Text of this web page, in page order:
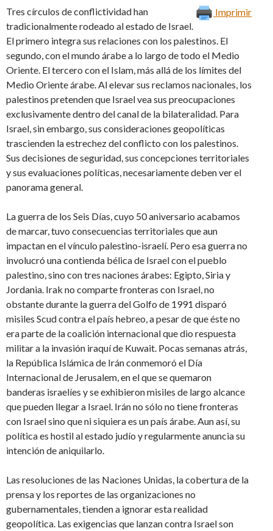
Imprimir
Tres círculos de conflictividad han
tradicionalmente rodeado al estado de Israel.
El primero integra sus relaciones con los palestinos. El
segundo, con el mundo árabe a lo largo de todo el Medio
Oriente. El tercero con el Islam, más allá de los límites del
Medio Oriente árabe. Al elevar sus reclamos nacionales, los
palestinos pretenden que Israel vea sus preocupaciones
exclusivamente dentro del canal de la bilateralidad. Para
Israel, sin embargo, sus consideraciones geopolíticas
trascienden la estrechez del conflicto con los palestinos.
Sus decisiones de seguridad, sus concepciones territoriales
y sus evaluaciones políticas, necesariamente deben ver el
panorama general.
La guerra de los Seis Días, cuyo 50 aniversario acabamos
de marcar, tuvo consecuencias territoriales que aun
impactan en el vínculo palestino-israelí. Pero esa guerra no
involucró una contienda bélica de Israel con el pueblo
palestino, sino con tres naciones árabes: Egipto, Siria y
Jordania. Irak no comparte fronteras con Israel, no
obstante durante la guerra del Golfo de 1991 disparó
misiles Scud contra el país hebreo, a pesar de que éste no
era parte de la coalición internacional que dio respuesta
militar a la invasión iraquí de Kuwait. Pocas semanas atrás,
la República Islámica de Irán conmemoró el Día
Internacional de Jerusalem, en el que se quemaron
banderas israelíes y se exhibieron misiles de largo alcance
que pueden llegar a Israel. Irán no sólo no tiene fronteras
con Israel sino que ni siquiera es un país árabe. Aun así, su
política es hostil al estado judío y regularmente anuncia su
intención de aniquilarlo.
Las resoluciones de las Naciones Unidas, la cobertura de la
prensa y los reportes de las organizaciones no
gubernamentales, tienden a ignorar esta realidad
geopolítica. Las exigencias que lanzan contra Israel son